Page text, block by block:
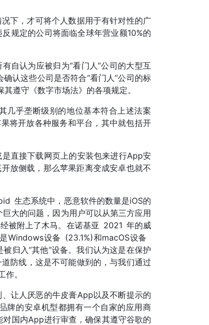
下，才可将个人数据用于有针对性的广
规定的公司将面临全球年营业额10%的
自认为应被归为“看门人”公司的大型互
认这些公司是否符合“看门人”公司的标
遵守《数字市场法》的各项规定。
几乎垄断级别的地位基本符合上述法案
将开放各种服务和平台，其中就包括开
直接下载网页上的安装包来进行App安
放侧载，那么苹果距离变成安卓也就不
生态系统中，恶意软件的数量是iOS的
大的问题，因为用户可以从第三方应用
被附上了木马。在诺基亚 2021 年的威
Windows设备 (23.1%)和macOS设备
归入“其他”设备。我们认为这是在保护
防线，这是不可能做到的，与我们通过
。
让人厌恶的牛皮膏App以及不断提示的
牌的安卓机型都拥有一个自家的应用商
国内App进行审查，确保其遵守谷歌的